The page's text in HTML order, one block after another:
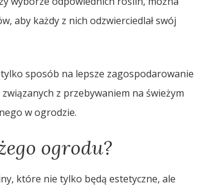
aby każdy z nich odzwierciedlał swój
sposób na lepsze zagospodarowanie
z przebywaniem na świeżym
w ogrodzie.
ogrodu?
które nie tylko będą estetyczne, ale